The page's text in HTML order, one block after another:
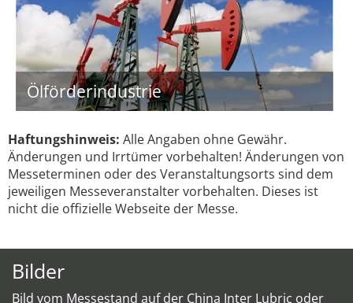
Ölförderindustrie
Haftungshinweis: Alle Angaben ohne Gewähr.
Änderungen und Irrtümer vorbehalten! Änderungen von
Messeterminen oder des Veranstaltungsorts sind dem
jeweiligen Messeveranstalter vorbehalten. Dieses ist
nicht die offizielle Webseite der Messe.
Bilder
Bild vom Messestand auf der China Inter Lubric oder